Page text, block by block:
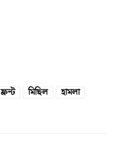
ফ্রন্ট মিছিল
হামলা